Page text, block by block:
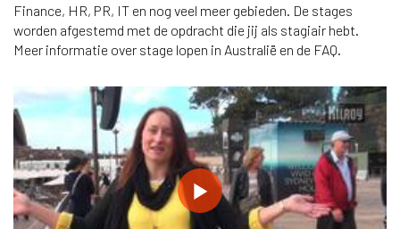
Finance, HR, PR, IT en nog veel meer gebieden. De stages
worden afgestemd met de opdracht die jij als stagiair hebt.
Meer informatie over stage lopen in Australië en de FAQ.